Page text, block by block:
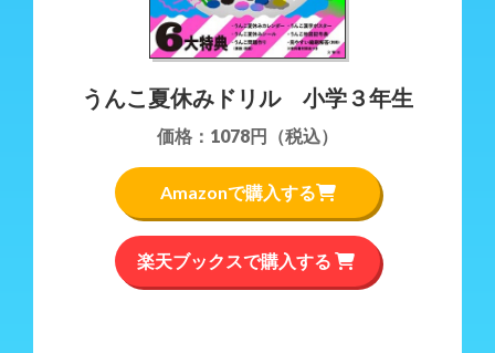
うんこ夏休みドリル 小学３年生
価格：1078円（税込）
Amazonで購入する
楽天ブックスで購入する